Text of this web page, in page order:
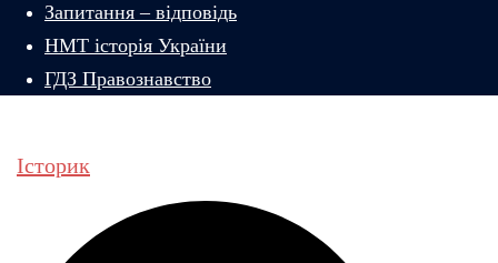
Запитання – відповідь
НМТ історія України
ГДЗ Правознавство
Історик